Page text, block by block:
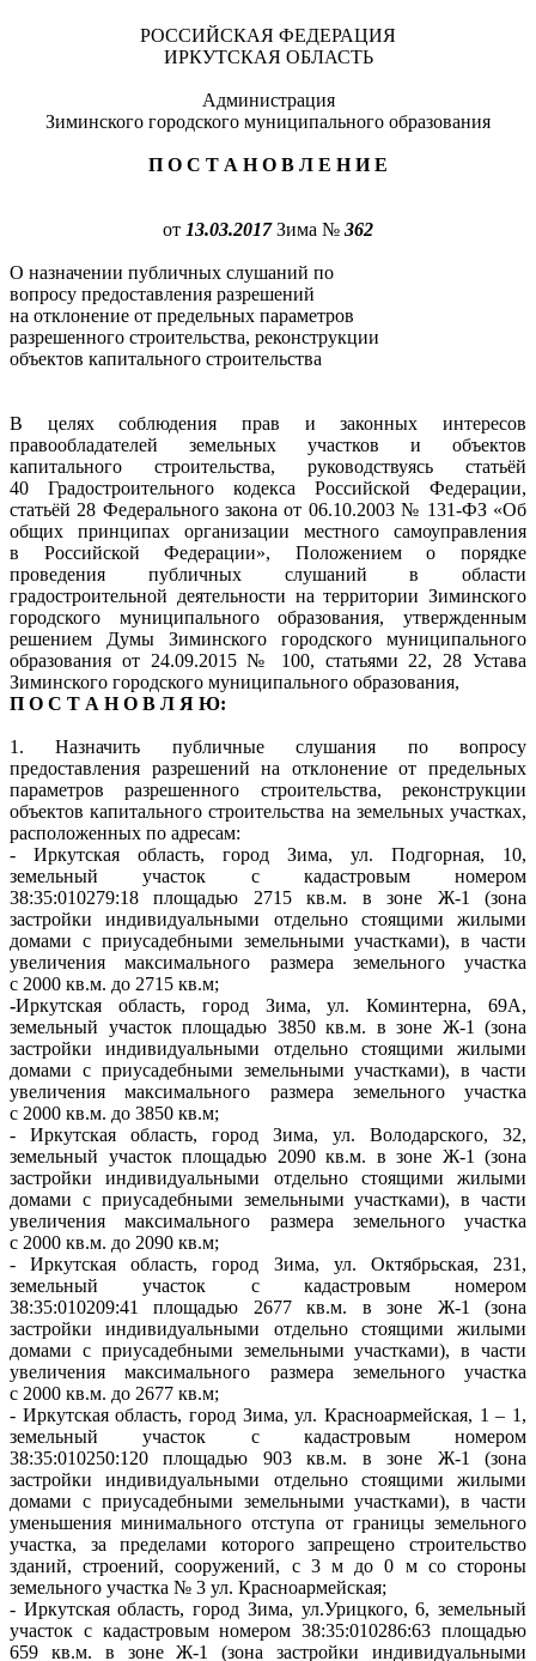
РОССИЙСКАЯ ФЕДЕРАЦИЯ
ИРКУТСКАЯ ОБЛАСТЬ
Администрация
Зиминского городского муниципального образования
П О С Т А Н О В Л Е Н И Е
от 13.03.2017Зима № 362
О назначении публичных слушаний по
вопросу предоставления разрешений
на отклонение от предельных параметров
разрешенного строительства, реконструкции
объектов капитального строительства
В целях соблюдения прав и законных интересов
правообладателей земельных участков и объектов
капитального строительства, руководствуясь статьёй
40 Градостроительного кодекса Российской Федерации,
статьёй 28 Федерального закона от 06.10.2003 № 131-ФЗ «Об
общих принципах организации местного самоуправления
в Российской Федерации», Положением о порядке
проведения публичных слушаний в области
градостроительной деятельности на территории Зиминского
городского муниципального образования, утвержденным
решением Думы Зиминского городского муниципального
образования от 24.09.2015 № 100, статьями 22, 28 Устава
Зиминского городского муниципального образования,
П О С Т А Н О В Л Я Ю:
1. Назначить публичные слушания по вопросу
предоставления разрешений на отклонение от предельных
параметров разрешенного строительства, реконструкции
объектов капитального строительства на земельных участках,
расположенных по адресам:
- Иркутская область, город Зима, ул. Подгорная, 10,
земельный участок с кадастровым номером
38:35:010279:18 площадью 2715 кв.м. в зоне Ж-1 (зона
застройки индивидуальными отдельно стоящими жилыми
домами с приусадебными земельными участками), в части
увеличения максимального размера земельного участка
с 2000 кв.м. до 2715 кв.м;
-Иркутская область, город Зима, ул. Коминтерна, 69А,
земельный участок площадью 3850 кв.м. в зоне Ж-1 (зона
застройки индивидуальными отдельно стоящими жилыми
домами с приусадебными земельными участками), в части
увеличения максимального размера земельного участка
с 2000 кв.м. до 3850 кв.м;
- Иркутская область, город Зима, ул. Володарского, 32,
земельный участок площадью 2090 кв.м. в зоне Ж-1 (зона
застройки индивидуальными отдельно стоящими жилыми
домами с приусадебными земельными участками), в части
увеличения максимального размера земельного участка
с 2000 кв.м. до 2090 кв.м;
- Иркутская область, город Зима, ул. Октябрьская, 231,
земельный участок с кадастровым номером
38:35:010209:41 площадью 2677 кв.м. в зоне Ж-1 (зона
застройки индивидуальными отдельно стоящими жилыми
домами с приусадебными земельными участками), в части
увеличения максимального размера земельного участка
с 2000 кв.м. до 2677 кв.м;
- Иркутская область, город Зима, ул. Красноармейская, 1 – 1,
земельный участок с кадастровым номером
38:35:010250:120 площадью 903 кв.м. в зоне Ж-1 (зона
застройки индивидуальными отдельно стоящими жилыми
домами с приусадебными земельными участками), в части
уменьшения минимального отступа от границы земельного
участка, за пределами которого запрещено строительство
зданий, строений, сооружений, с 3 м до 0 м со стороны
земельного участка № 3 ул. Красноармейская;
- Иркутская область, город Зима, ул.Урицкого, 6, земельный
участок с кадастровым номером 38:35:010286:63 площадью
659 кв.м. в зоне Ж-1 (зона застройки индивидуальными